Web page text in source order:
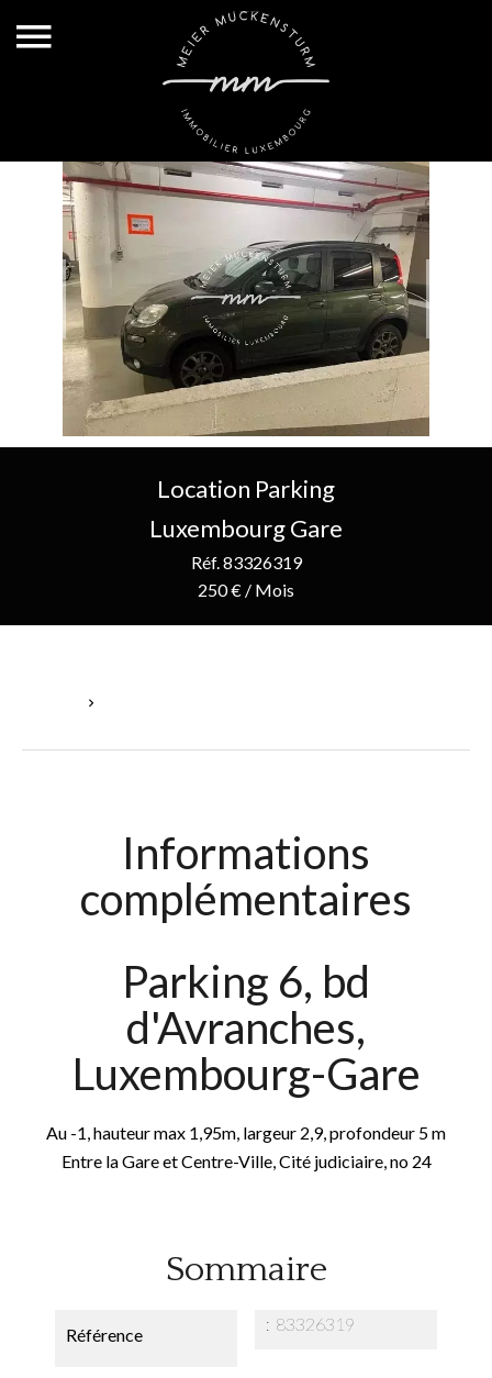
Location Parking
Luxembourg Gare
Réf. 83326319
250 € / Mois
Informations
complémentaires
Parking 6, bd
d'Avranches,
Luxembourg-Gare
Au -1, hauteur max 1,95m, largeur 2,9, profondeur 5 m
Entre la Gare et Centre-Ville, Cité judiciaire, no 24
Sommaire
Référence
83326319